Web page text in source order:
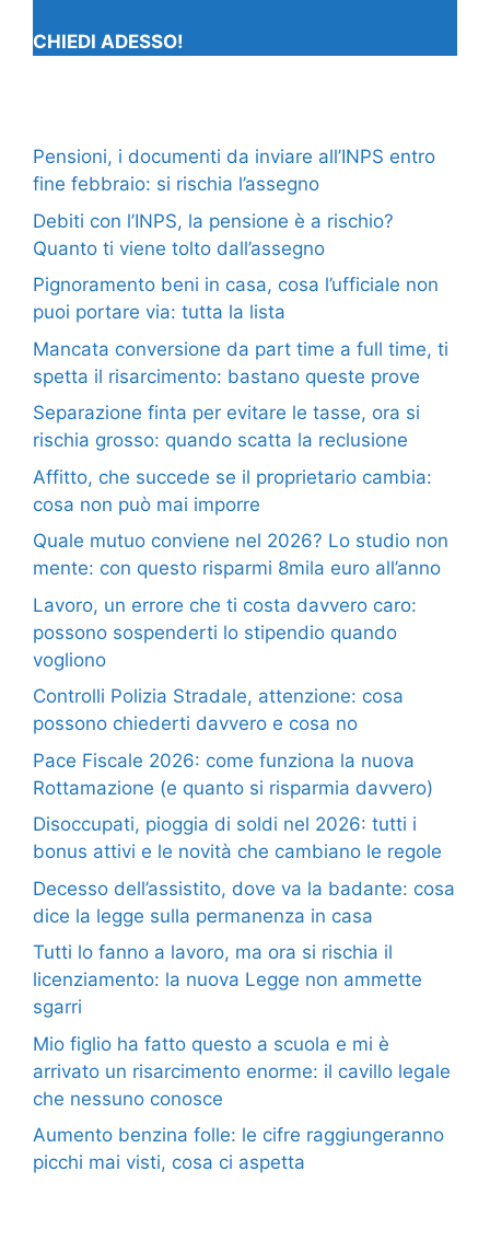
CHIEDI ADESSO!
Pensioni, i documenti da inviare all’INPS entro
fine febbraio: si rischia l’assegno
Debiti con l’INPS, la pensione è a rischio?
Quanto ti viene tolto dall’assegno
Pignoramento beni in casa, cosa l’ufficiale non
puoi portare via: tutta la lista
Mancata conversione da part time a full time, ti
spetta il risarcimento: bastano queste prove
Separazione finta per evitare le tasse, ora si
rischia grosso: quando scatta la reclusione
Affitto, che succede se il proprietario cambia:
cosa non può mai imporre
Quale mutuo conviene nel 2026? Lo studio non
mente: con questo risparmi 8mila euro all’anno
Lavoro, un errore che ti costa davvero caro:
possono sospenderti lo stipendio quando
vogliono
Controlli Polizia Stradale, attenzione: cosa
possono chiederti davvero e cosa no
Pace Fiscale 2026: come funziona la nuova
Rottamazione (e quanto si risparmia davvero)
Disoccupati, pioggia di soldi nel 2026: tutti i
bonus attivi e le novità che cambiano le regole
Decesso dell’assistito, dove va la badante: cosa
dice la legge sulla permanenza in casa
Tutti lo fanno a lavoro, ma ora si rischia il
licenziamento: la nuova Legge non ammette
sgarri
Mio figlio ha fatto questo a scuola e mi è
arrivato un risarcimento enorme: il cavillo legale
che nessuno conosce
Aumento benzina folle: le cifre raggiungeranno
picchi mai visti, cosa ci aspetta